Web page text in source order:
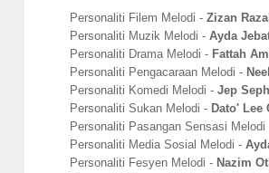
Personaliti Filem Melodi - Zizan
Personaliti Muzik Melodi - Ayda
Personaliti Drama Melodi - Fattah
Personaliti Pengacaraan Melodi -
Personaliti Komedi Melodi - Jep
Personaliti Sukan Melodi - Dato' Lee
Personaliti Pasangan Sensasi Melodi
Personaliti Media Sosial Melodi -
Personaliti Fesyen Melodi - Nazim